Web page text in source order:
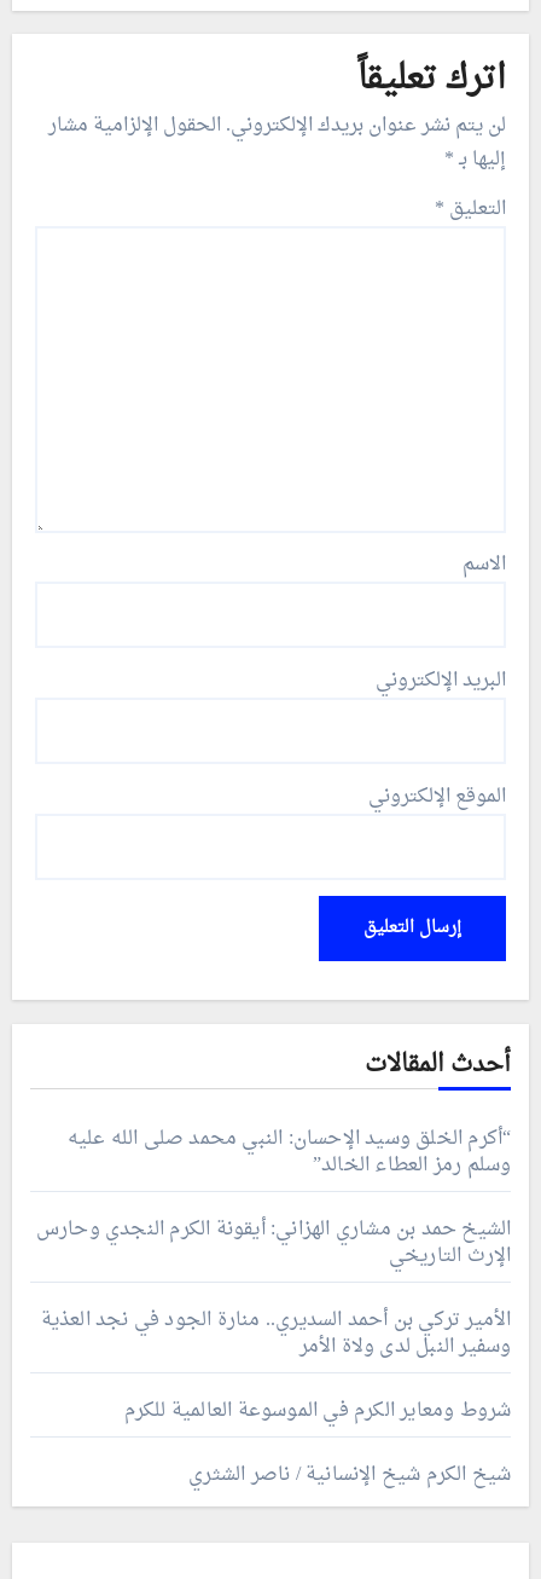
اترك تعليقاً
لن يتم نشر عنوان بريدك الإلكتروني. الحقول الإلزامية مشار
إليها بـ*
التعليق *
الاسم
البريد الإلكتروني
الموقع الإلكتروني
أحدث المقالات
“أكرم الخلق وسيد الإحسان: النبي محمد صلى الله عليه
وسلم رمز العطاء الخالد”
الشيخ حمد بن مشاري الهزاني: أيقونة الكرم النجدي وحارس
الإرث التاريخي
الأمير تركي بن أحمد السديري.. منارة الجود في نجد العذية
وسفير النبل لدى ولاة الأمر
شروط ومعاير الكرم في الموسوعة العالمية للكرم
شيخ الكرم شيخ الإنسانية / ناصر الشثري